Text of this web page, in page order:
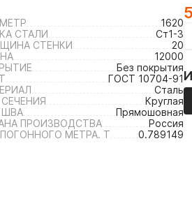
1620
СТАЛИ
Ст1-3
СТЕНКИ
20
12000
Без покрытия
ГОСТ 10704-91
Сталь
Круглая
ШВА
Прямошовная
ПРОИЗВОДСТВА
Россия
МЕТРА. Т
0.789149